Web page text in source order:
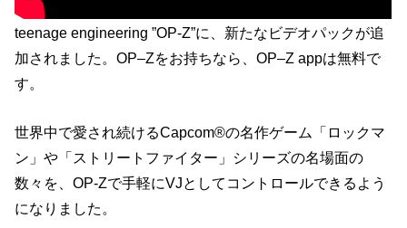
teenage engineering ”OP-Z”に、新たなビデオパックが追
加されました。OP–Zをお持ちなら、OP–Z appは無料で
す。
世界中で愛され続けるCapcom®の名作ゲーム「ロックマ
ン」や「ストリートファイター」シリーズの名場面の
数々を、OP-Zで手軽にVJとしてコントロールできるよう
になりました。